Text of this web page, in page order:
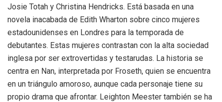
Josie Totah y Christina Hendricks. Está basada en una
novela inacabada de Edith Wharton sobre cinco mujeres
estadounidenses en Londres para la temporada de
debutantes. Estas mujeres contrastan con la alta sociedad
inglesa por ser extrovertidas y testarudas. La historia se
centra en Nan, interpretada por Froseth, quien se encuentra
en un triángulo amoroso, aunque cada personaje tiene su
propio drama que afrontar. Leighton Meester también se ha